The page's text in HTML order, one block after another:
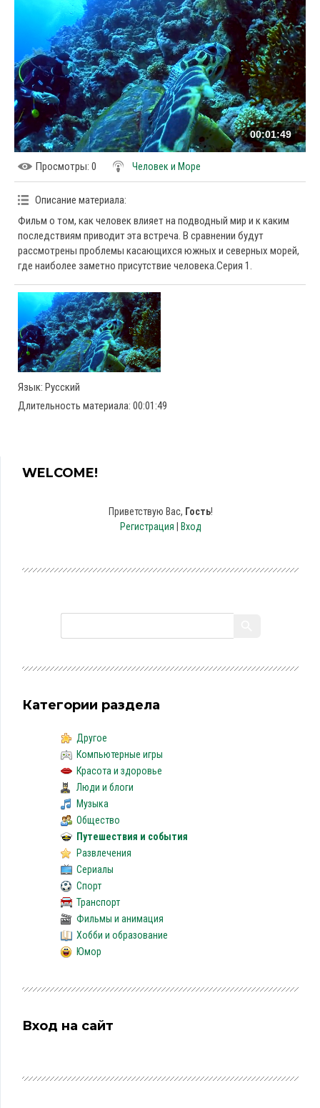
00:01:49
Просмотры: 0 Человек и Море
Описание материала:
Фильм о том, как человек влияет на подводный мир и к каким
последствиям приводит эта встреча. В сравнении будут
рассмотрены проблемы касающихся южных и северных морей,
где наиболее заметно присутствие человека.Серия 1.
Язык: Русский
Длительность материала: 00:01:49
WELCOME!
Приветствую Вас, Гость!
Регистрация
Вход
Категории раздела
Другое
Компьютерные игры
Красота и здоровье
Люди и блоги
Музыка
Общество
Путешествия и события
Развлечения
Сериалы
Спорт
Транспорт
Фильмы и анимация
Хобби и образование
Юмор
Вход на сайт